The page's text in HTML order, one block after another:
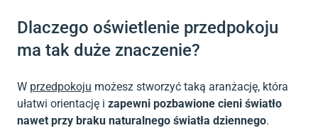
Dlaczego oświetlenie przedpokoju
ma tak duże znaczenie?
W przedpokoju możesz stworzyć taką aranżację, która
ułatwi orientację i zapewni pozbawione cieni światło
nawet przy braku naturalnego światła dziennego.